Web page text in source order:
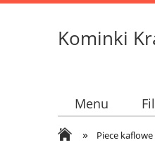
Kominki
Menu
» Piece kaflowe